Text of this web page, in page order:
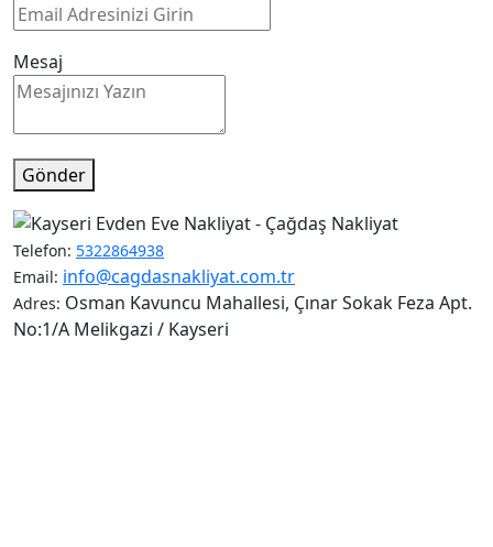
Mesaj
Gönder
Telefon: 5322864938
Email: info@cagdasnakliyat.com.tr
Adres: Osman Kavuncu Mahallesi, Çınar Sokak Feza Apt.
No:1/A Melikgazi / Kayseri